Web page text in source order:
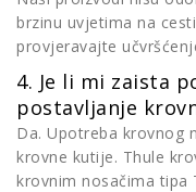
brzinu uvjetima na
provjeravajte
4. Je li mi zaista
postavljanje
Da. Upotreba krovnog
krovne kutije. Thule
krovnim nosačima tipa